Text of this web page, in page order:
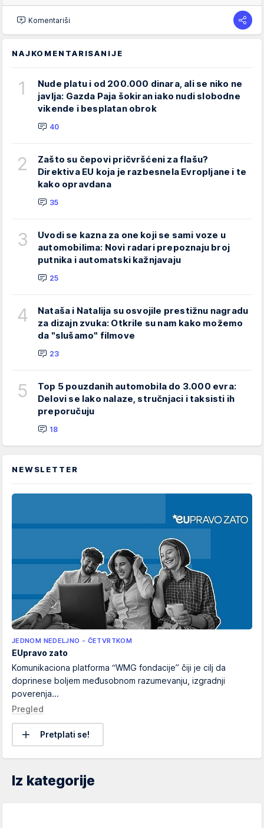
Komentariši
NAJKOMENTARISANIJE
1
Nude platu i od 200.000 dinara, ali se niko ne
javlja: Gazda Paja šokiran iako nudi slobodne
vikende i besplatan obrok
40
2
Zašto su čepovi pričvršćeni za flašu?
Direktiva EU koja je razbesnela Evropljane i te
kako opravdana
35
3
Uvodi se kazna za one koji se sami voze u
automobilima: Novi radari prepoznaju broj
putnika i automatski kažnjavaju
25
4
Nataša i Natalija su osvojile prestižnu nagradu
za dizajn zvuka: Otkrile su nam kako možemo
da "slušamo" filmove
23
5
Top 5 pouzdanih automobila do 3.000 evra:
Delovi se lako nalaze, stručnjaci i taksisti ih
preporučuju
18
NEWSLETTER
JEDNOM NEDELJNO - ČETVRTKOM
EUpravo zato
Komunikaciona platforma “WMG fondacije” čiji je cilj da
doprinese boljem međusobnom razumevanju, izgradnji
poverenja...
Pregled
Pretplati se!
Iz kategorije